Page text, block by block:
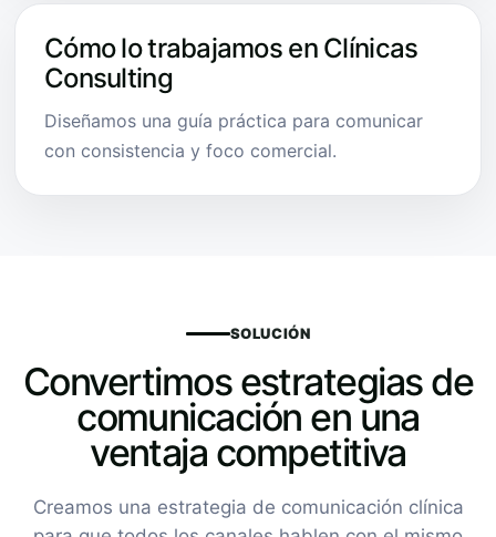
Cómo lo trabajamos en Clínicas
Consulting
Diseñamos una guía práctica para comunicar
con consistencia y foco comercial.
SOLUCIÓN
Convertimos estrategias de
comunicación en una
ventaja competitiva
Creamos una estrategia de comunicación clínica